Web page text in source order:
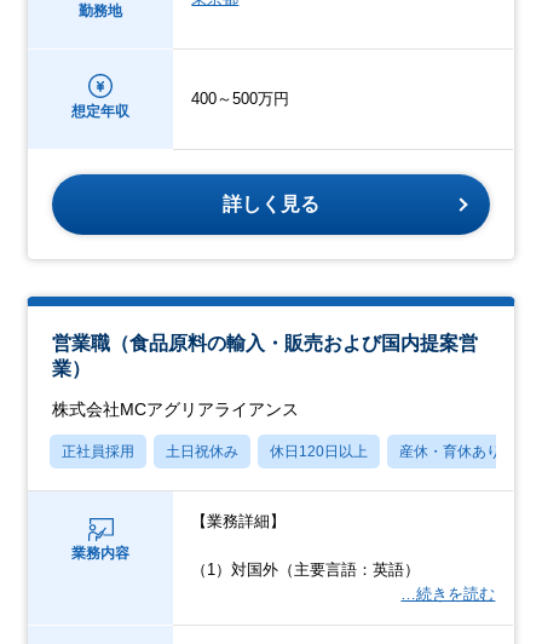
勤務地
想定年収
400～500万円
詳しく見る
営業職（食品原料の輸入・販売および国内提案営
業）
株式会社MCアグリアライアンス
正社員採用 土日祝休み 休日120日以上 産休・育休あり
業務内容
【業務詳細】
（1）対国外（主要言語：英語）
…続きを読む